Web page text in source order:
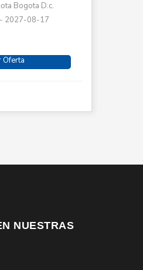
Bogota D.c.
2027-08-17
Oferta
NUESTRAS